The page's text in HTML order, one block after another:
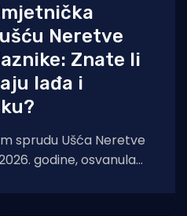
Neretve
Znate li
lađa i
sprudu Ušća Neretve
godine, osvanula